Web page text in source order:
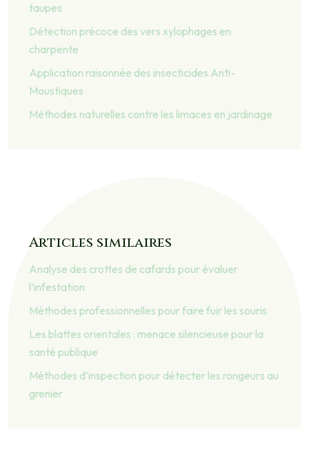
taupes
Détection précoce des vers xylophages en
charpente
Application raisonnée des insecticides Anti-
Moustiques
Méthodes naturelles contre les limaces en jardinage
Articles similaires
Analyse des crottes de cafards pour évaluer
l’infestation
Méthodes professionnelles pour faire fuir les souris
Les blattes orientales : menace silencieuse pour la
santé publique
Méthodes d’inspection pour détecter les rongeurs au
grenier